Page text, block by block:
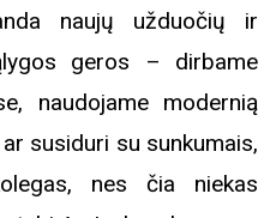
naujų užduočių ir
geros – dirbame
naudojame modernią
susiduri su sunkumais,
nes čia niekas